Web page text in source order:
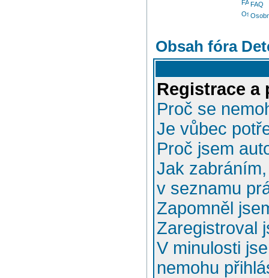
FAQ
Obsah fóra
Registrace a
Proč se
Je vůbec
Proč jsem
Jak
v seznamu
Zapomněl
Zaregistroval
V minulosti
nemohu